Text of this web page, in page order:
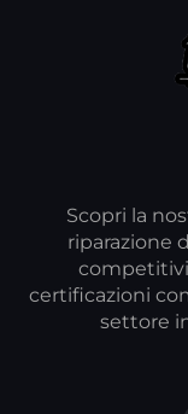
Scopri la
riparazione
certificazioni
settore